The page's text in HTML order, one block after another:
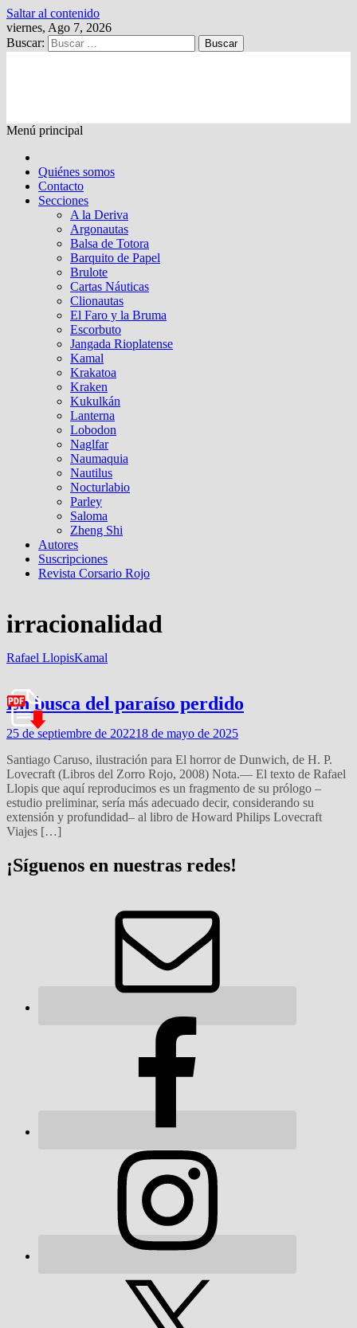
Saltar al contenido
viernes, Ago 7, 2026
Buscar:
Menú principal
Quiénes somos
Contacto
Secciones
A la Deriva
Argonautas
Balsa de Totora
Barquito de Papel
Brulote
Cartas Náuticas
Clionautas
El Faro y la Bruma
Escorbuto
Jangada Rioplatense
Kamal
Krakatoa
Kraken
Kukulkán
Lanterna
Lobodon
Naglfar
Naumaquia
Nautilus
Nocturlabio
Parley
Saloma
Zheng Shi
Autores
Suscripciones
Revista Corsario Rojo
irracionalidad
Rafael LlopisKamal
En busca del paraíso perdido
25 de septiembre de 202218 de mayo de 2025
Santiago Caruso, ilustración para El horror de Dunwich, de H. P.
Lovecraft (Libros del Zorro Rojo, 2008) Nota.— El texto de Rafael
Llopis que aquí reproducimos es un fragmento de su prólogo –
estudio preliminar, sería más adecuado decir, considerando su
extensión y profundidad– al libro de Howard Philips Lovecraft
Viajes […]
¡Síguenos en nuestras redes!